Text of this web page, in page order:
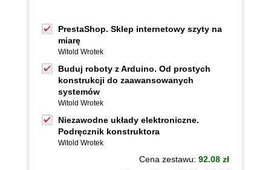
PrestaShop. Sklep internetowy szyty na
miarę
Witold Wrotek
Buduj roboty z Arduino. Od prostych
konstrukcji do zaawansowanych
systemów
Witold Wrotek
Niezawodne układy elektroniczne.
Podręcznik konstruktora
Witold Wrotek
Cena zestawu: 92.08 zł